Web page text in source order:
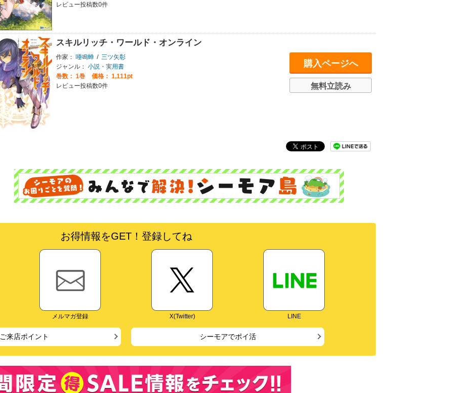
レビュー投稿数0件
スキルリッチ・ワールド・オンライン
作家： 唖鳴蝉 / 三ツ矢彰
ジャンル： 小説・実用書
巻数： 1巻
価格： 1,111pt
レビュー投稿数0件
購入ページへ
無料立読み
お得情報をGET！登録してね
メルマガ登録 X(Twitter) LINE
ご来店ポイント シーモアでポイ活